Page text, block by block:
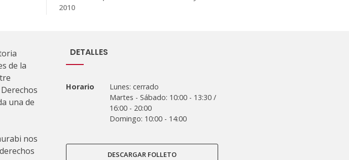
2010
de la
una de
nos
DETALLES
Horario
Lunes: cerrado
Martes - Sábado: 10:00 - 13:30 /
16:00 - 20:00
Domingo: 10:00 - 14:00
DESCARGAR FOLLETO